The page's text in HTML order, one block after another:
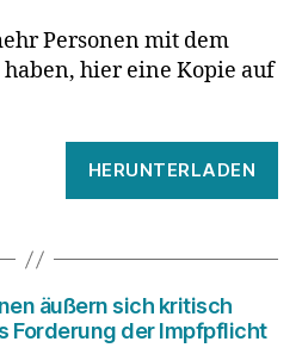
Personen mit dem
hier eine Kopie auf
HERUNTERLADEN
äußern sich kritisch
Forderung der Impfpflicht